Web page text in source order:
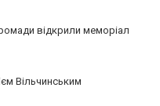
відкрили меморіал
Вільчинським